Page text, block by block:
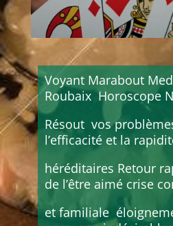
Voyant Marabout
Roubaix Horoscope
Résout vos
l’efficacité et la
héréditaires Retour
de l’être aimé crise
et familiale